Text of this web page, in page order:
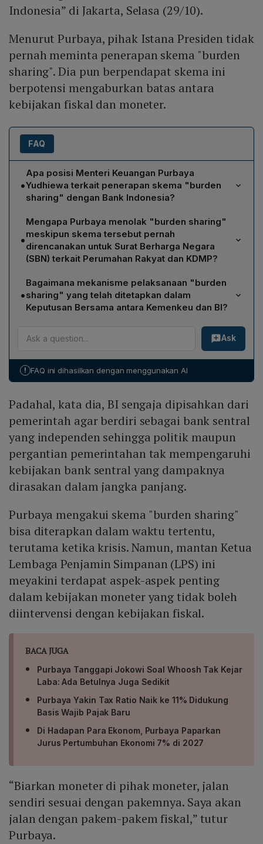
Indonesia” di Jakarta, Selasa (29/10).
Menurut Purbaya, pihak Istana Presiden tidak
pernah meminta penerapan skema "burden
sharing". Dia pun berpendapat skema ini
berpotensi mengaburkan batas antara
kebijakan fiskal dan moneter.
FAQ
•
Apa posisi Menteri Keuangan Purbaya
Yudhiewa terkait penerapan skema "burden
sharing" dengan Bank Indonesia?
Purbaya menyatakan ia akan berusaha semaksimal
mungkin tidak menggunakan skema "burden sharing"
dengan Bank Indonesia. Ia menegaskan bahwa pihak
Istana tidak pernah meminta penerapan skema tersebut
kebijakan fiskal dan moneter.
•
Mengapa Purbaya menolak "burden sharing"
meskipun skema tersebut pernah
direncanakan untuk Surat Berharga Negara
(SBN) terkait Perumahan Rakyat dan KDMP?
Purbaya berargumen bahwa Bank Indonesia harus
tetap independen agar kebijakan moneter tidak
terpengaruh politik atau pergantian pemerintahan. Ia
berpendapat ada aspek kebijakan moneter yang tidak
boleh diintervensi oleh kebijakan fiskal, sehingga
membiarkan masing‑masing berjalan sesuai pakemnya.
Oleh karena itu, ia menolak penggunaan skema yang
dapat mencampuradukkan kedua kebijakan tersebut.
•
Bagaimana mekanisme pelaksanaan "burden
sharing" yang telah ditetapkan dalam
Keputusan Bersama antara Kemenkeu dan BI?
pembagian beban bunga secara rata atas realisasi
alokasi anggaran program Perumahan Rakyat dan
pemerintah di lembaga keuangan domestik. Beban
rekening pemerintah di BI. Kesepakatan berlaku mulai
tahun 2025 hingga program berakhir, dengan prinsip
tata kelola yang baik, transparan, dan akuntabel sesuai
peraturan perundang‑undangan.
Ask
! FAQ ini dihasilkan dengan menggunakan AI
Padahal, kata dia, BI sengaja dipisahkan dari
pemerintah agar berdiri sebagai bank sentral
yang independen sehingga politik maupun
pergantian pemerintahan tak mempengaruhi
kebijakan bank sentral yang dampaknya
dirasakan dalam jangka panjang.
Purbaya mengakui skema "burden sharing"
bisa diterapkan dalam waktu tertentu,
terutama ketika krisis. Namun, mantan Ketua
Lembaga Penjamin Simpanan (LPS) ini
meyakini terdapat aspek-aspek penting
dalam kebijakan moneter yang tidak boleh
diintervensi dengan kebijakan fiskal.
BACA JUGA
Purbaya Tanggapi Jokowi Soal Whoosh Tak Kejar
Laba: Ada Betulnya Juga Sedikit
Purbaya Yakin Tax Ratio Naik ke 11% Didukung
Basis Wajib Pajak Baru
Di Hadapan Para Ekonom, Purbaya Paparkan
Jurus Pertumbuhan Ekonomi 7% di 2027
“Biarkan moneter di pihak moneter, jalan
sendiri sesuai dengan pakemnya. Saya akan
jalan dengan pakem-pakem fiskal,” tutur
Purbaya.